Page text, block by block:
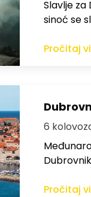
Slavlje
sinoć se
Pročitaj
6
Pročitaj